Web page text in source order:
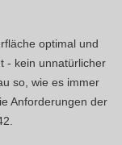
optimal und
- kein unnatürlicher
so, wie es immer
Anforderungen der